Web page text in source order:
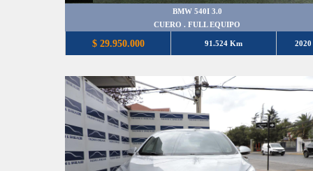
BMW 540I 3.0
CUERO . FULL EQUIPO
$ 29.950.000 91.524 Km 2020